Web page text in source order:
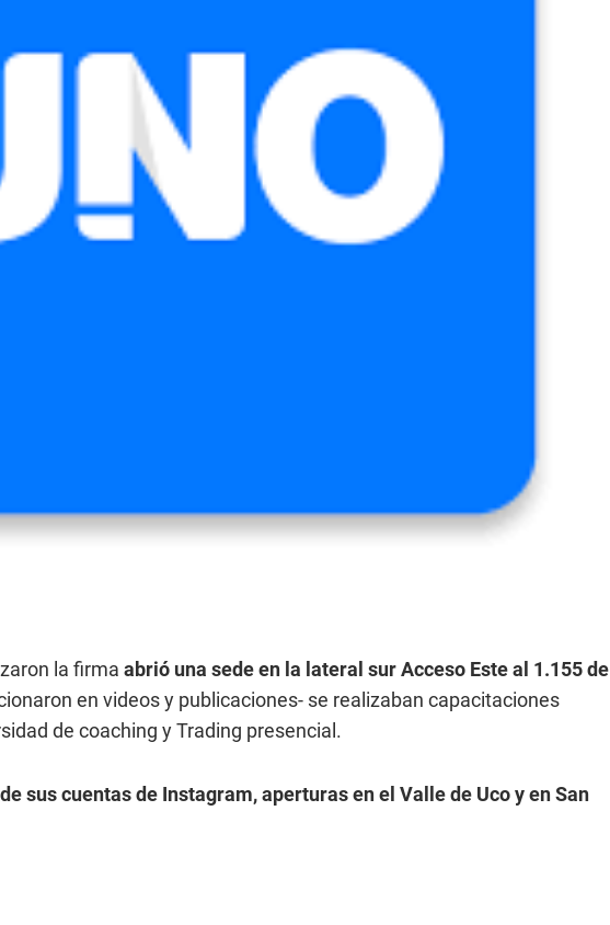
la firma abrió una sede en la lateral sur Acceso Este al 1.155 de
en videos y publicaciones- se realizaban capacitaciones
de coaching y Trading presencial.
sus cuentas de Instagram, aperturas en el Valle de Uco y en San